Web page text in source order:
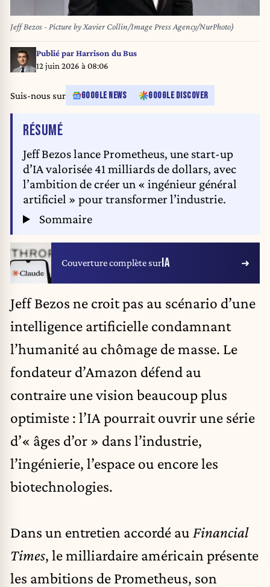
Jeff Bezos - Picture by Xavier Collin/Image Press Agency/NurPhoto)
Publié parHarrison du Bus
12 juin 2026 à 08:06
Suis-nous sur GOOGLE NEWS GOOGLE DISCOVER
RÉSUMÉDE L'ARTICLE
Jeff Bezos lance Prometheus, une start-up
d’IA valorisée 41 milliards de dollars, avec
l’ambition de créer un « ingénieur général
artificiel » pour transformer l’industrie.
Sommaire
Couverture complète surIA
Jeff Bezos ne croit pas au scénario d’une
intelligence artificielle condamnant
l’humanité au chômage de masse. Le
fondateur d’Amazon défend au
contraire une vision beaucoup plus
optimiste : l’IA pourrait ouvrir une série
d’« âges d’or » dans l’industrie,
l’ingénierie, l’espace ou encore les
biotechnologies.
Dans un entretien accordé au Financial
Times, le milliardaire américain présente
les ambitions de Prometheus, son